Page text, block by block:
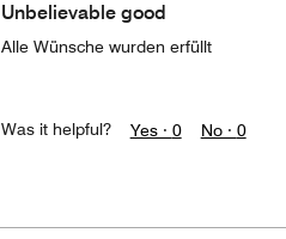
Unbelievable good
Alle Wünsche wurden erfüllt
Was it helpful? Yes · 0 No · 0